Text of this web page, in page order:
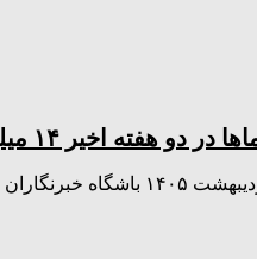
۱۴ میلیارد تومان فروختند